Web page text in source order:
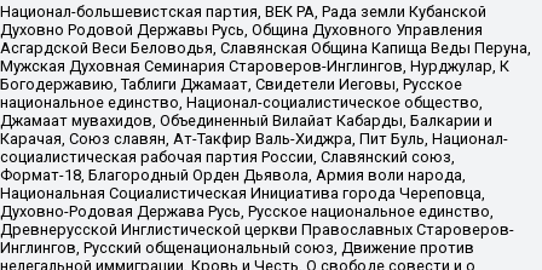
Национал-большевистская партия, ВЕК РА, Рада земли Кубанской
Духовно Родовой Державы Русь, Община Духовного Управления
Асгардской Веси Беловодья, Славянская Община Капища Веды Перуна,
Мужская Духовная Семинария Староверов-Инглингов, Нурджулар, К
Богодержавию, Таблиги Джамаат, Свидетели Иеговы, Русское
национальное единство, Национал-социалистическое общество,
Джамаат мувахидов, Объединенный Вилайат Кабарды, Балкарии и
Карачая, Союз славян, Ат-Такфир Валь-Хиджра, Пит Буль, Национал-
социалистическая рабочая партия России, Славянский союз,
Формат-18, Благородный Орден Дьявола, Армия воли народа,
Национальная Социалистическая Инициатива города Череповца,
Духовно-Родовая Держава Русь, Русское национальное единство,
Древнерусской Инглистической церкви Православных Староверов-
Инглингов, Русский общенациональный союз, Движение против
нелегальной иммиграции, Кровь и Честь, О свободе совести и о